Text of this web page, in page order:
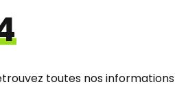
toutes nos informations